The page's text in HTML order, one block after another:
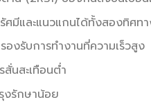
ศมีและแนวแกนได้ทั้งสองทิศท
องรับการทำงานที่ความเร็วสูง
สั่นสะเทือนต่ำ
งรักษาน้อย